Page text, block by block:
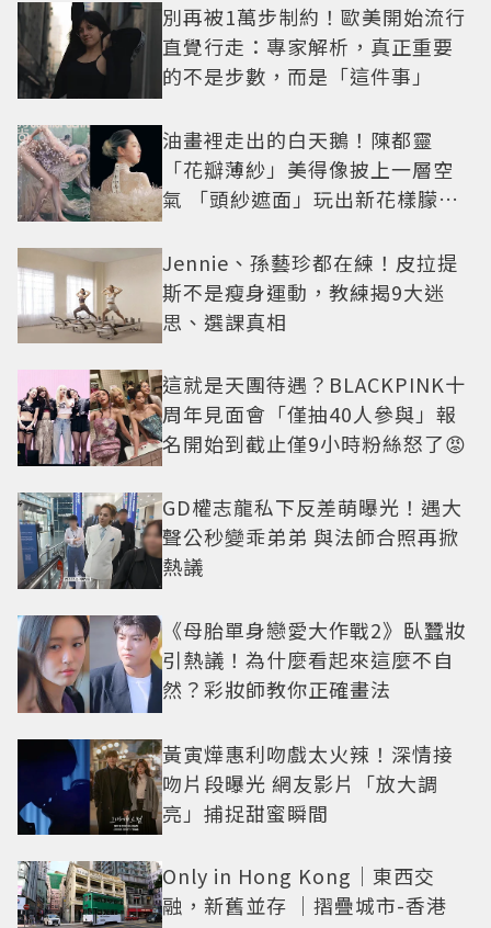
別再被1萬步制約！歐美開始流行
直覺行走：專家解析，真正重要
的不是步數，而是「這件事」
油畫裡走出的白天鵝！陳都靈
「花瓣薄紗」美得像披上一層空
氣 「頭紗遮面」玩出新花樣朦朧
Jennie、孫藝珍都在練！皮拉提
斯不是瘦身運動，教練揭9大迷
思、選課真相
這就是天團待遇？BLACKPINK十
周年見面會「僅抽40人參與」報
名開始到截止僅9小時粉絲怒了😡
GD權志龍私下反差萌曝光！遇大
聲公秒變乖弟弟 與法師合照再掀
熱議
《母胎單身戀愛大作戰2》臥蠶妝
引熱議！為什麼看起來這麼不自
然？彩妝師教你正確畫法
黃寅燁惠利吻戲太火辣！深情接
吻片段曝光 網友影片「放大調
亮」捕捉甜蜜瞬間
Only in Hong Kong｜東西交
融，新舊並存 ｜摺疊城市-香港